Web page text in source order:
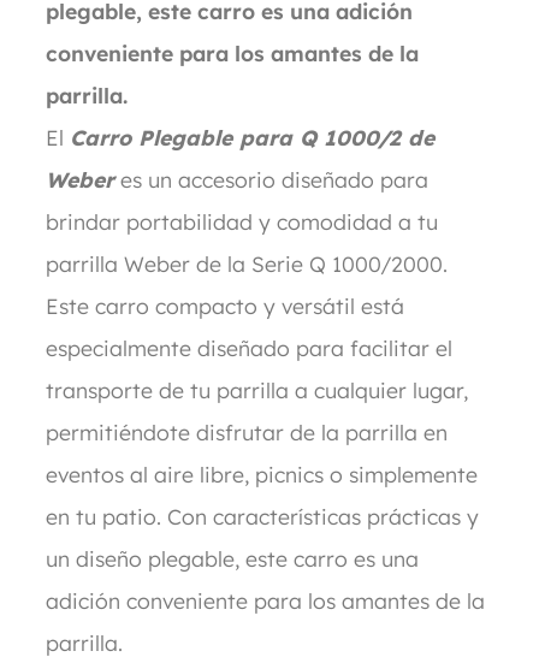
plegable, este carro es una adición
conveniente para los amantes de la
parrilla.
El Carro Plegable para Q 1000/2 de
Weberes un accesorio diseñado para
brindar portabilidad y comodidad a tu
parrilla Weber de la Serie Q 1000/2000.
Este carro compacto y versátil está
especialmente diseñado para facilitar el
transporte de tu parrilla a cualquier lugar,
permitiéndote disfrutar de la parrilla en
eventos al aire libre, picnics o simplemente
en tu patio. Con características prácticas y
un diseño plegable, este carro es una
adición conveniente para los amantes de la
parrilla.